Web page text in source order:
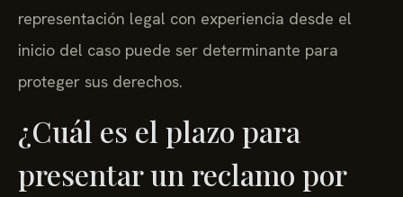
representación legal con experiencia desde el
inicio del caso puede ser determinante para
proteger sus derechos.
¿Cuál es el plazo para
presentar un reclamo por